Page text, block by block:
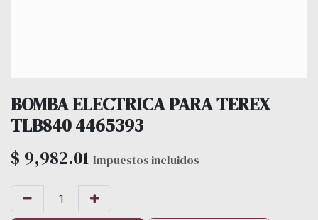
BOMBA ELECTRICA PARA TEREX
TLB840 4465393
$ 9,982.01 Impuestos incluidos